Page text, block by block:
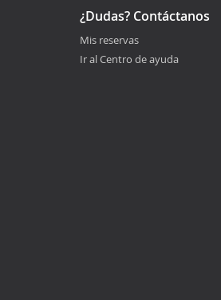
¿Dudas? Contáctanos
Mis reservas
Ir al Centro de ayuda